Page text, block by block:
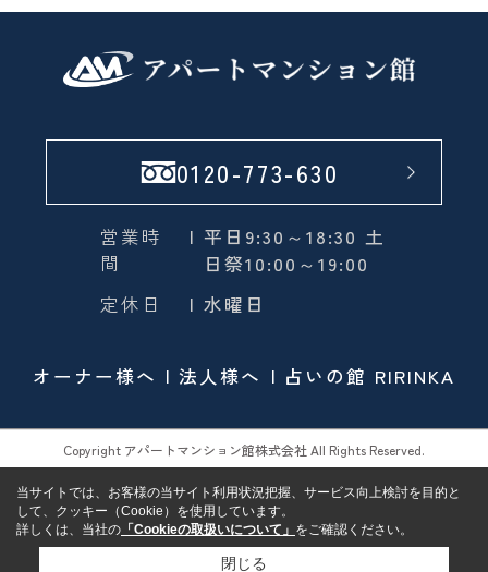
0120-773-630
営業時
間
| 平日9:30～18:30 土
日祭10:00～19:00
定休日
| 水曜日
オーナー様へ 法人様へ 占いの館 RIRINKA
Copyright アパートマンション館株式会社 All Rights Reserved.
当サイトでは、お客様の当サイト利用状況把握、サービス向上検討を目的と
して、クッキー（Cookie）を使用しています。
詳しくは、当社の 「Cookieの取扱いについて」 をご確認ください。
閉じる